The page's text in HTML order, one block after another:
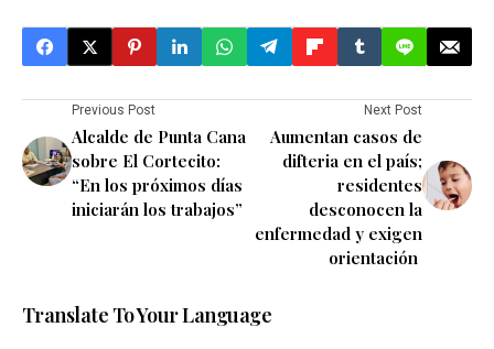
Previous Post
Alcalde de Punta Cana
sobre El Cortecito:
“En los próximos días
iniciarán los trabajos”
Next Post
Aumentan casos de
difteria en el país;
residentes
desconocen la
enfermedad y exigen
orientación
Translate To Your Language